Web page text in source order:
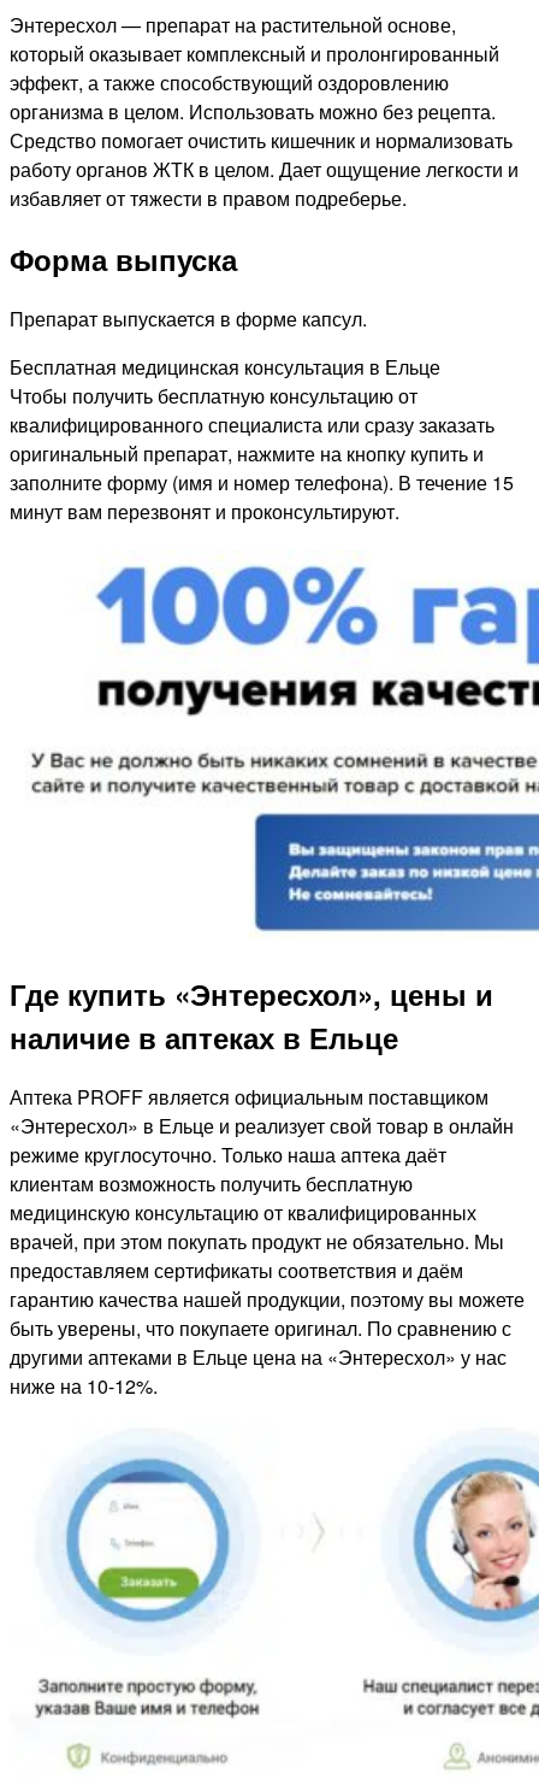
Энтересхол — препарат на растительной основе,
который оказывает комплексный и пролонгированный
эффект, а также способствующий оздоровлению
организма в целом. Использовать можно без рецепта.
Средство помогает очистить кишечник и нормализовать
работу органов ЖТК в целом. Дает ощущение легкости и
избавляет от тяжести в правом подреберье.
Форма выпуска
Препарат выпускается в форме капсул.
Бесплатная медицинская консультация в Ельце
Чтобы получить бесплатную консультацию от
квалифицированного специалиста или сразу заказать
оригинальный препарат, нажмите на кнопку купить и
заполните форму (имя и номер телефона). В течение 15
минут вам перезвонят и проконсультируют.
Где купить «Энтересхол», цены и
наличие в аптеках в Ельце
Аптека PROFF является официальным поставщиком
«Энтересхол» в Ельце и реализует свой товар в онлайн
режиме круглосуточно. Только наша аптека даёт
клиентам возможность получить бесплатную
медицинскую консультацию от квалифицированных
врачей, при этом покупать продукт не обязательно. Мы
предоставляем сертификаты соответствия и даём
гарантию качества нашей продукции, поэтому вы можете
быть уверены, что покупаете оригинал. По сравнению с
другими аптеками в Ельце цена на «Энтересхол» у нас
ниже на 10-12%.